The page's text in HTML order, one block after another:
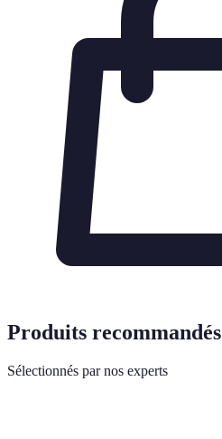
Produits recommandés
Sélectionnés par nos experts